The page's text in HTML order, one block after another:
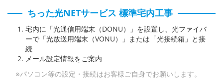
ちった光NETサービス 標準宅内工事
宅内に「光通信用端末（DONU）」を設置し、光ファイバ
ーで「光放送用端末（VONU）」または「光接続箱」と接
続
メール設定情報をご案内
※パソコン等の設定・接続はお客様ご自身でお願いします。